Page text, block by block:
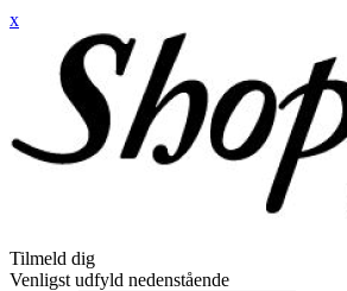
x
Tilmeld dig
Venligst udfyld nedenstående